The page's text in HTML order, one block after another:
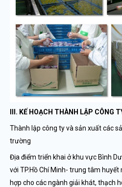
III. KẾ HOẠCH THÀNH LẬP CÔNG
Thành lập công ty và sản xuất các
trường
Địa điểm triển khai ở khu vực Bình
với TP.Hồ Chí Minh- trung tâm
hợp cho các ngành giải khát, thạch